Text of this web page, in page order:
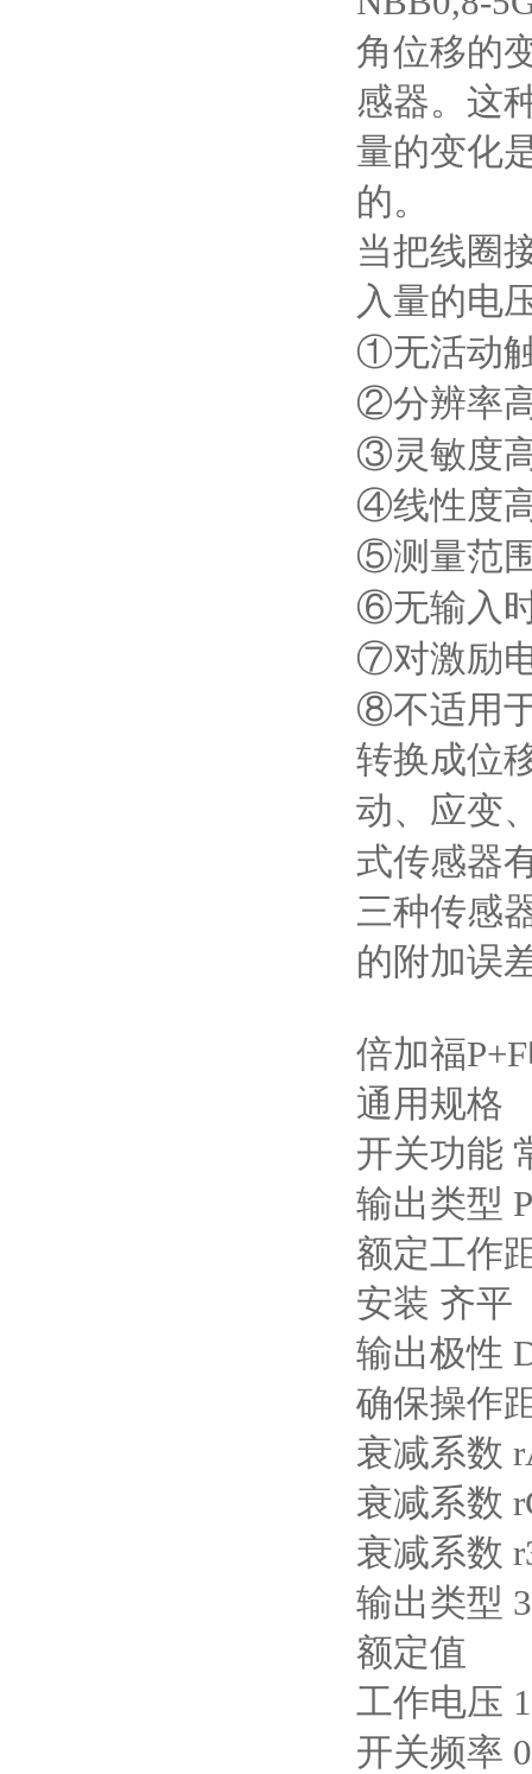
角位移的
感器。这
量的变化
的。
当把线圈
入量的电
①无活动
②分辨率
③灵敏度
④线性度
⑤测量范
⑥无输入
⑦对激励
⑧不适用
转换成位
动、应变
式传感器
三种传感
的附加误
倍加福
通用规格
开关功能
输出类型
额定工作
安装 齐平
输出极性
确保操作
衰减系数
衰减系数
衰减系数
输出类型
额定值
工作电压
开关频率